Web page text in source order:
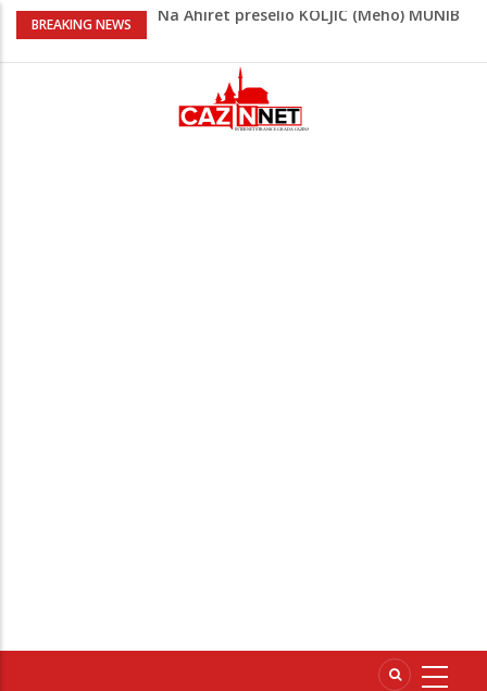
BREAKING NEWS
Na Ahiret preselio KOLJIĆ (Meho) MUNIB
godinu iz bolnice u Bihaću, otac:
"Preteško je, ali ne odustajemo"
Na mjestu gdje su nedavno poginula
dvojica mladića danas poginuo